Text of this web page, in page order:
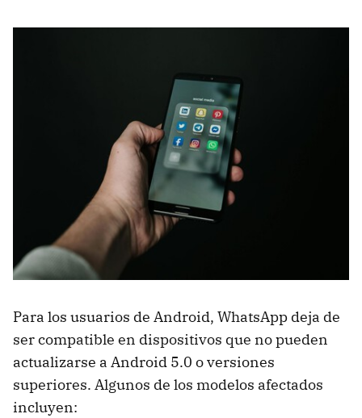
Para los usuarios de Android, WhatsApp deja de
ser compatible en dispositivos que no pueden
actualizarse a Android 5.0 o versiones
superiores. Algunos de los modelos afectados
incluyen: